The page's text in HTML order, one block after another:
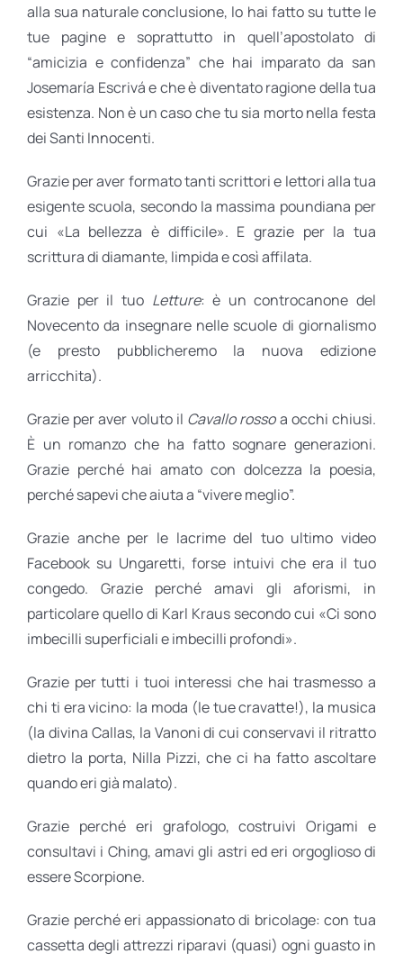
alla sua naturale conclusione, lo hai fatto su tutte le
tue pagine e soprattutto in quell’apostolato di
“amicizia e confidenza” che hai imparato da san
Josemaría Escrivá e che è diventato ragione della tua
esistenza. Non è un caso che tu sia morto nella festa
dei Santi Innocenti.
Grazie per aver formato tanti scrittori e lettori alla tua
esigente scuola, secondo la massima poundiana per
cui «La bellezza è difficile». E grazie per la tua
scrittura di diamante, limpida e così affilata.
Grazie per il tuo Letture: è un controcanone del
Novecento da insegnare nelle scuole di giornalismo
(e presto pubblicheremo la nuova edizione
arricchita).
Grazie per aver voluto il Cavallo rossoa occhi chiusi.
È un romanzo che ha fatto sognare generazioni.
Grazie perché hai amato con dolcezza la poesia,
perché sapevi che aiuta a “vivere meglio”.
Grazie anche per le lacrime del tuo ultimo video
Facebook su Ungaretti, forse intuivi che era il tuo
congedo. Grazie perché amavi gli aforismi, in
particolare quello di Karl Kraus secondo cui «Ci sono
imbecilli superficiali e imbecilli profondi».
Grazie per tutti i tuoi interessi che hai trasmesso a
chi ti era vicino: la moda (le tue cravatte!), la musica
(la divina Callas, la Vanoni di cui conservavi il ritratto
dietro la porta, Nilla Pizzi, che ci ha fatto ascoltare
quando eri già malato).
Grazie perché eri grafologo, costruivi Origami e
consultavi i Ching, amavi gli astri ed eri orgoglioso di
essere Scorpione.
Grazie perché eri appassionato di bricolage: con tua
cassetta degli attrezzi riparavi (quasi) ogni guasto in